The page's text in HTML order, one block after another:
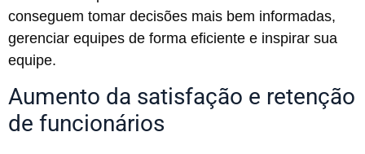
conseguem tomar decisões mais bem informadas,
gerenciar equipes de forma eficiente e inspirar sua
equipe.
Aumento da satisfação e retenção
de funcionários